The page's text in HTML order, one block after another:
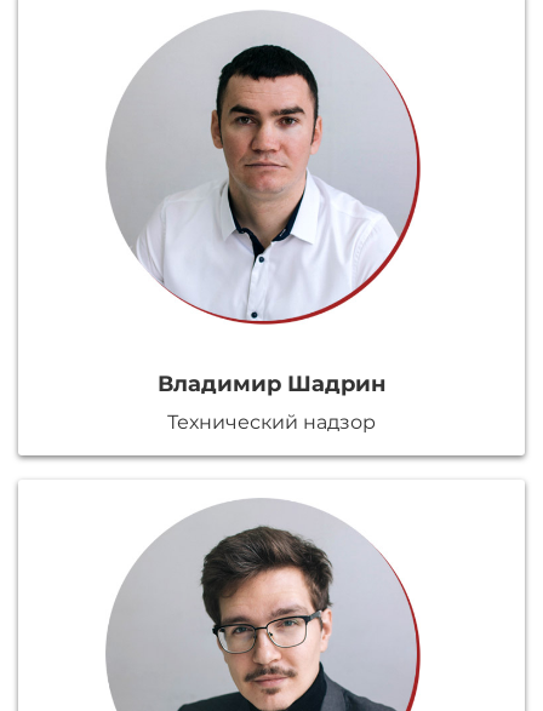
Владимир Шадрин
Технический надзор